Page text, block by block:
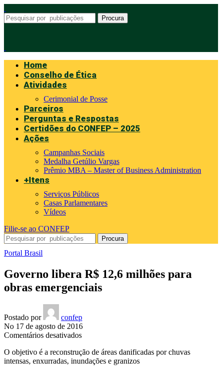
Procura
Home
Conselho de Ética
Atividades
Cerimonial de Posse
Parceiros
Perguntas e Respostas
Certidões do CONFEP – 2025
Ações
Campanhas Sociais
Medalha Getúlio Vargas
Prêmio MBA – Master of Business Administration
+Itens
Serviços Públicos
Casas Parlamentares
Vídeos
Filie-se ao CONFEP
Procura
Portal Brasil
Governo libera R$ 12,6 milhões para
obras emergenciais
Postado por
confep
No 17 de agosto de 2016
Comentários desativadosem
libera
R$
O objetivo é a reconstrução de áreas danificadas por chuvas
intensas, enxurradas, inundações e granizos